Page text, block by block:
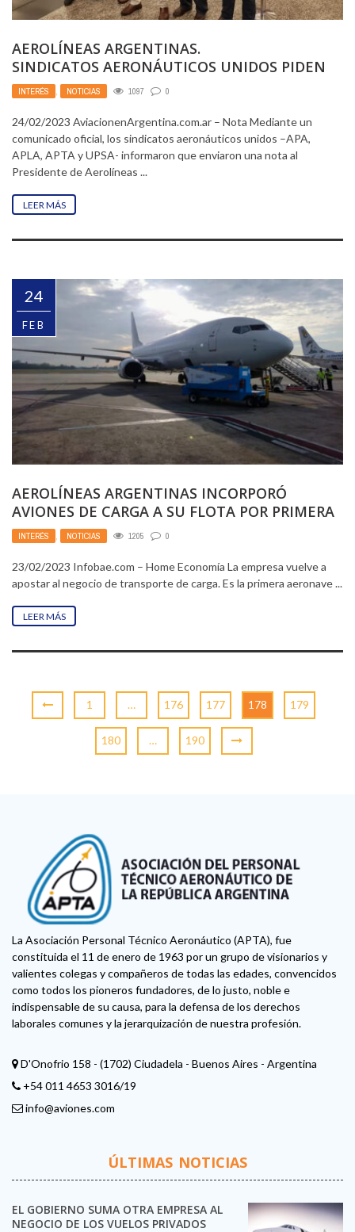
AEROLÍNEAS ARGENTINAS.
SINDICATOS AERONÁUTICOS UNIDOS PIDEN
REUNIÓN PARA RETOMAR PARITARIAS ANTE
LOS INDICES DE INFLACIÓN
INTERÉS , NOTICIAS 1097 0
24/02/2023 AviacionenArgentina.com.ar – Nota Mediante un
comunicado oficial, los sindicatos aeronáuticos unidos –APA,
APLA, APTA y UPSA- informaron que enviaron una nota al
Presidente de Aerolíneas ...
LEER MÁS
24
FEB
AEROLÍNEAS ARGENTINAS INCORPORÓ
AVIONES DE CARGA A SU FLOTA POR PRIMERA
VEZ EN 16 AÑOS
INTERÉS , NOTICIAS 1205 0
23/02/2023 Infobae.com – Home Economía La empresa vuelve a
apostar al negocio de transporte de carga. Es la primera aeronave ...
LEER MÁS
1 … 176 177 178 179
180 … 190
La Asociación Personal Técnico Aeronáutico (APTA), fue
constituida el 11 de enero de 1963 por un grupo de visionarios y
valientes colegas y compañeros de todas las edades, convencidos
como todos los pioneros fundadores, de lo justo, noble e
indispensable de su causa, para la defensa de los derechos
laborales comunes y la jerarquización de nuestra profesión.
D'Onofrio 158 - (1702) Ciudadela - Buenos Aires - Argentina
+54 011 4653 3016/19
info@aviones.com
ÚLTIMAS NOTICIAS
EL GOBIERNO SUMA OTRA EMPRESA AL
NEGOCIO DE LOS VUELOS PRIVADOS